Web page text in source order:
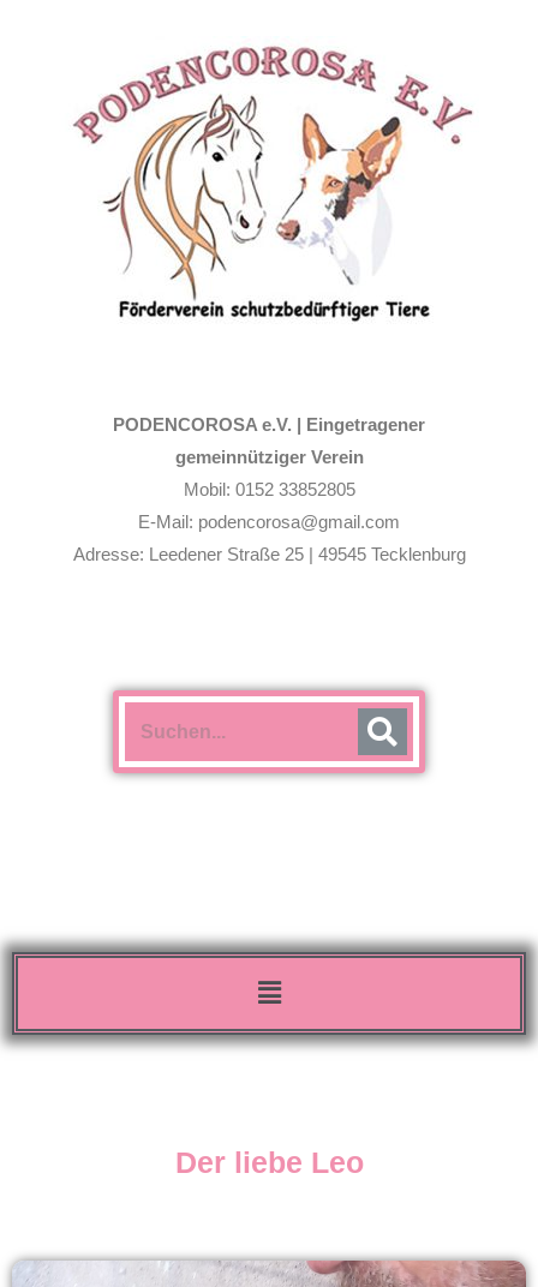
PODENCOROSA e.V. | Eingetragener
gemeinnütziger Verein
Mobil: 0152 33852805
E-Mail: podencorosa@gmail.com
Adresse: Leedener Straße 25 | 49545 Tecklenburg
Menü
Der liebe Leo